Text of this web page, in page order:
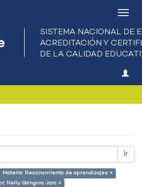
Ir
Materia: Reconomiento de aprendizajes ×
Nelly Góngora Jara ×